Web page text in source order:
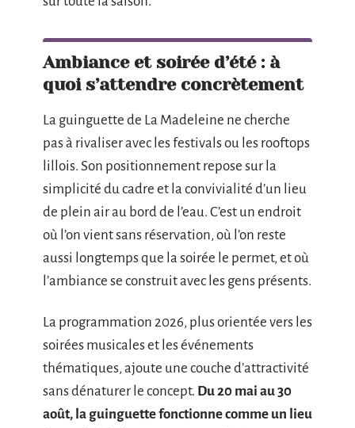
Ambiance et soirée d’été : à
quoi s’attendre concrètement
La guinguette de La Madeleine ne cherche
pas à rivaliser avec les festivals ou les rooftops
lillois. Son positionnement repose sur la
simplicité du cadre et la convivialité d’un lieu
de plein air au bord de l’eau. C’est un endroit
où l’on vient sans réservation, où l’on reste
aussi longtemps que la soirée le permet, et où
l’ambiance se construit avec les gens présents.
La programmation 2026, plus orientée vers les
soirées musicales et les événements
thématiques, ajoute une couche d’attractivité
sans dénaturer le concept. Du 20 mai au 30
août, la guinguette fonctionne comme un lieu